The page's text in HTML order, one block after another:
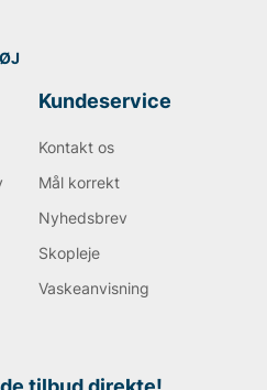
Kundeservice
Kontakt os
Mål korrekt
Nyhedsbrev
Skopleje
Vaskeanvisning